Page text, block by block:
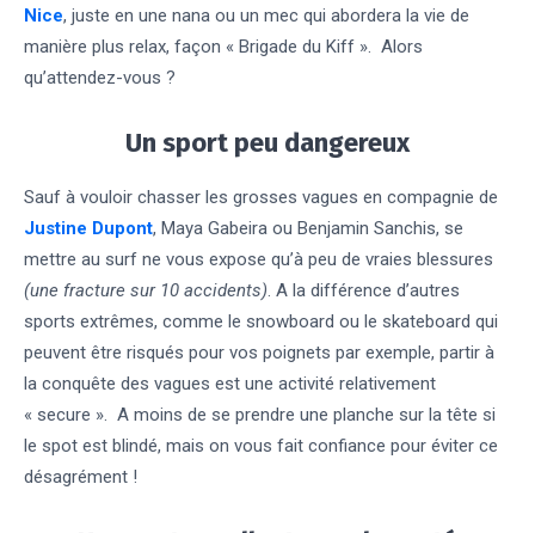
Nice, juste en une nana ou un mec qui abordera la vie de
manière plus relax, façon « Brigade du Kiff ». Alors
qu’attendez-vous ?
Un sport peu dangereux
Sauf à vouloir chasser les grosses vagues en compagnie de
Justine Dupont, Maya Gabeira ou Benjamin Sanchis, se
mettre au surf ne vous expose qu’à peu de vraies blessures
(une fracture sur 10 accidents). A la différence d’autres
sports extrêmes, comme le snowboard ou le skateboard qui
peuvent être risqués pour vos poignets par exemple, partir à
la conquête des vagues est une activité relativement
« secure ». A moins de se prendre une planche sur la tête si
le spot est blindé, mais on vous fait confiance pour éviter ce
désagrément !